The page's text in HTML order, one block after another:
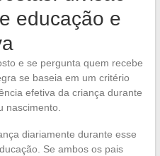
educação e
e se pergunta quem recebe
se baseia em um critério
efetiva da criança durante
nascimento.
diariamente durante esse
Se ambos os pais